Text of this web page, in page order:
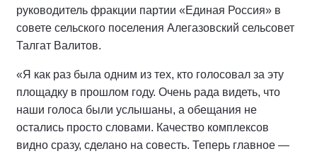
руководитель фракции партии «Единая Россия» в
совете сельского поселения Алегазовский сельсовет
Талгат Валитов.
«Я как раз была одним из тех, кто голосовал за эту
площадку в прошлом году. Очень рада видеть, что
наши голоса были услышаны, а обещания не
остались просто словами. Качество комплексов
видно сразу, сделано на совесть. Теперь главное —